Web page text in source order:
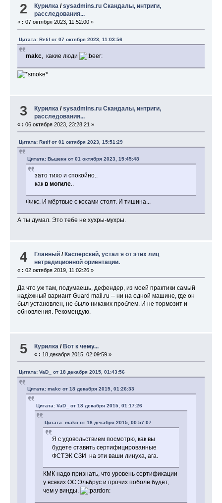
2 Курилка /sysadmins.ru Скандалы, интриги,
расследования...
« : 07 октября 2023, 11:52:00 »
Цитата: Retif от 07 октября 2023, 11:03:56
makc, какие люди
3 Курилка /sysadmins.ru Скандалы, интриги,
расследования...
« : 06 октября 2023, 23:28:21 »
Цитата: Retif от 01 октября 2023, 15:51:29
Цитата: Вьшекн от 01 октября 2023, 15:45:48
зато тихо и спокойно..
как в могиле..
Фикс. И мёртвые с косами стоят. И тишина...
А ты думал. Это тебе не хухры-мухры.
4 Главный / Касперский, устал я от этих лиц
нетрадиционной ориентации.
« : 02 октября 2019, 11:02:26 »
Да что уж там, подумаешь, дефендер, из моей практики самый
надёжный вариант Guard mail.ru -- ни на одной машине, где он
был установлен, не было никаких проблем. И не тормозит и
обновления. Рекомендую.
5 Курилка /Вот к чему...
« : 18 декабря 2015, 02:09:59 »
Цитата: VaD_ от 18 декабря 2015, 01:43:56
Цитата: makc от 18 декабря 2015, 01:26:33
Цитата: VaD_ от 18 декабря 2015, 01:17:26
Цитата: makc от 18 декабря 2015, 00:57:07
Я с удовольствием посмотрю, как вы
будете ставить сертифицированные
ФСТЭК СЗИ на эти ваши линуха, ага.
КМК надо признать, что уровень сертификации
у всяких ОС Эльбрус и прочих поболе будет,
чем у винды.